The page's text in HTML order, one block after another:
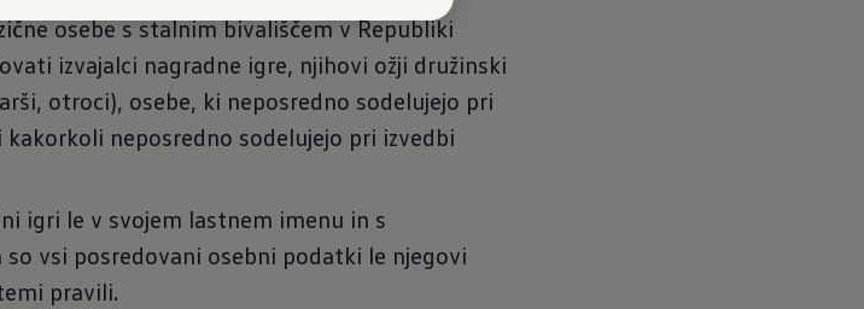
osebe s stalnim bivališčem v Republiki
izvajalci nagradne igre, njihovi ožji družinski
otroci), osebe, ki neposredno sodelujejo pri
neposredno sodelujejo pri izvedbi
igri le v svojem lastnem imenu in s
vsi posredovani osebni podatki le njegovi
pravili.